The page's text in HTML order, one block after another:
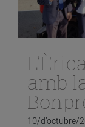
amb
10/d’octubre/